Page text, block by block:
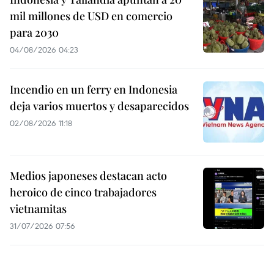
mil millones de USD en comercio
para 2030
04/08/2026 04:23
Incendio en un ferry en Indonesia
deja varios muertos y desaparecidos
02/08/2026 11:18
Medios japoneses destacan acto
heroico de cinco trabajadores
vietnamitas
31/07/2026 07:56